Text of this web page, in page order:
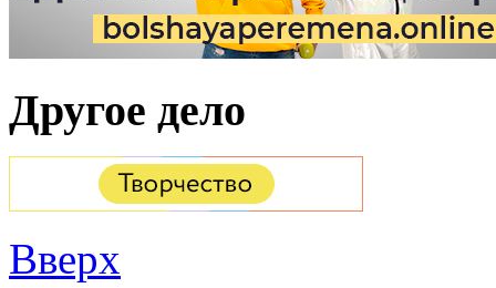
Вверх
Дополнительные
Запись в 1 класс